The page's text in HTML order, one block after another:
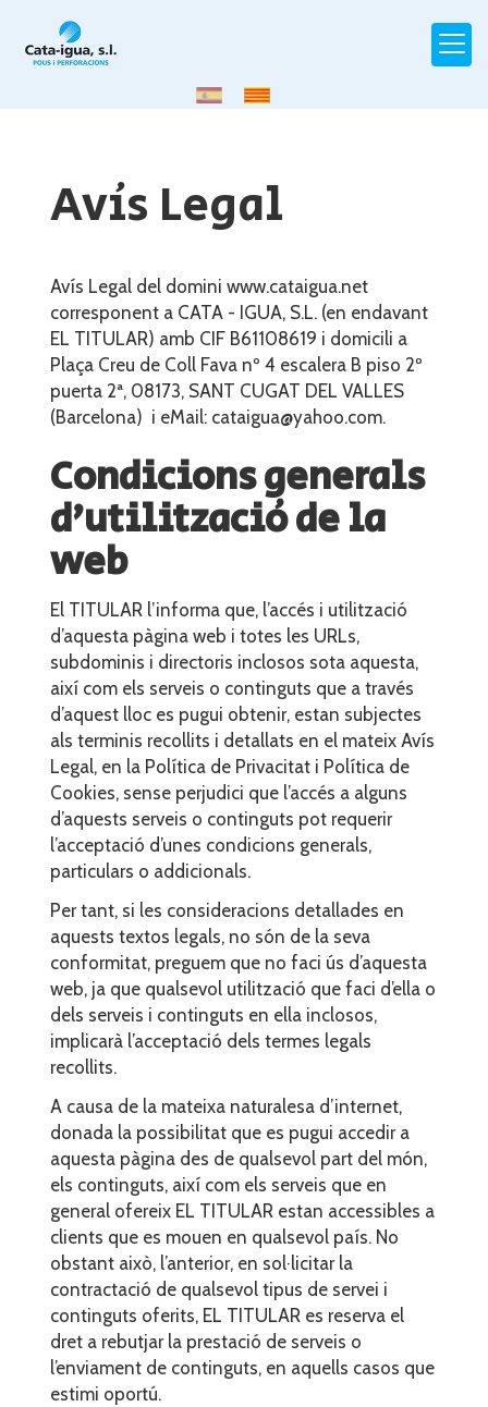
Avís Legal
Avís Legal del domini www.cataigua.net
corresponent a CATA - IGUA, S.L. (en endavant
EL TITULAR) amb CIF B61108619 i domicili a
Plaça Creu de Coll Fava nº 4 escalera B piso 2º
puerta 2ª, 08173, SANT CUGAT DEL VALLES
(Barcelona) i eMail: cataigua@yahoo.com.
Condicions generals
d’utilització de la
web
El TITULAR l’informa que, l’accés i utilització
d’aquesta pàgina web i totes les URLs,
subdominis i directoris inclosos sota aquesta,
així com els serveis o continguts que a través
d’aquest lloc es pugui obtenir, estan subjectes
als terminis recollits i detallats en el mateix Avís
Legal, en la Política de Privacitat i Política de
Cookies, sense perjudici que l’accés a alguns
d’aquests serveis o continguts pot requerir
l’acceptació d’unes condicions generals,
particulars o addicionals.
Per tant, si les consideracions detallades en
aquests textos legals, no són de la seva
conformitat, preguem que no faci ús d’aquesta
web, ja que qualsevol utilització que faci d’ella o
dels serveis i continguts en ella inclosos,
implicarà l’acceptació dels termes legals
recollits.
A causa de la mateixa naturalesa d’internet,
donada la possibilitat que es pugui accedir a
aquesta pàgina des de qualsevol part del món,
els continguts, així com els serveis que en
general ofereix EL TITULAR estan accessibles a
clients que es mouen en qualsevol país. No
obstant això, l’anterior, en sol·licitar la
contractació de qualsevol tipus de servei i
continguts oferits, EL TITULAR es reserva el
dret a rebutjar la prestació de serveis o
l’enviament de continguts, en aquells casos que
estimi oportú.